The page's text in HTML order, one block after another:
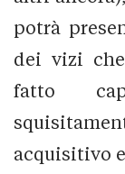
potrà
dei vizi
fatto
acquisitivo